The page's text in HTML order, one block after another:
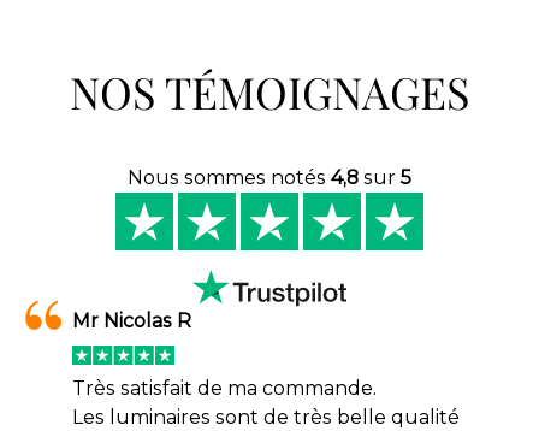
NOS TÉMOIGNAGES
Nous sommes notés 4,8 sur 5
Mr Nicolas R
Très satisfait de ma commande.
Les luminaires sont de très belle qualité